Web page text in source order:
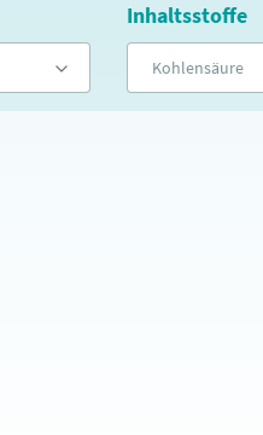
Inhaltsstoffe
Kohlensäure